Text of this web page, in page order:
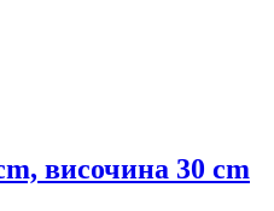
височина 30 cm